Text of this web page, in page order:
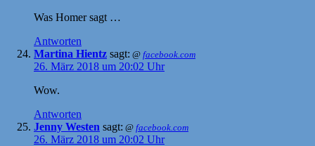
Was Homer sagt …
Antworten
Martina Hientz sagt: @ facebook.com
26. März 2018 um 20:02 Uhr
Wow.
Antworten
Jenny Westen sagt: @ facebook.com
26. März 2018 um 20:02 Uhr